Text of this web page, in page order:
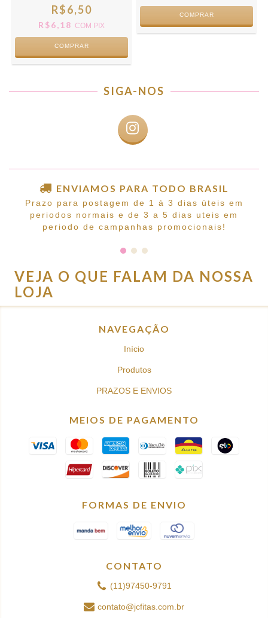
R$6,50
R$6,18 COM PIX
COMPRAR
COMPRAR
SIGA-NOS
ENVIAMOS PARA TODO BRASIL
Prazo para postagem de 1 à 3 dias úteis em
periodos normais e de 3 a 5 dias uteis em
periodo de campanhas promocionais!
VEJA O QUE FALAM DA NOSSA
LOJA
NAVEGAÇÃO
Início
Produtos
PRAZOS E ENVIOS
MEIOS DE PAGAMENTO
FORMAS DE ENVIO
CONTATO
(11)97450-9791
contato@jcfitas.com.br